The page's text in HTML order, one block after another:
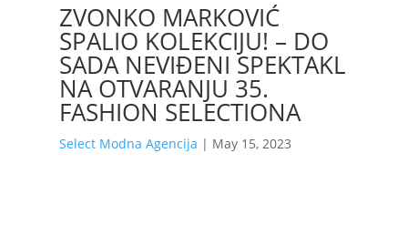
ZVONKO MARKOVIĆ
SPALIO KOLEKCIJU! – DO
SADA NEVIĐENI SPEKTAKL
NA OTVARANJU 35.
FASHION SELECTIONA
Select Modna Agencija | May 15, 2023